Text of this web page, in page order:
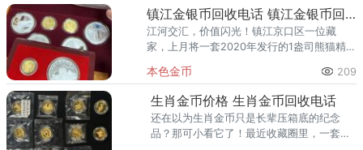
镇江金银币回收电话 镇江金银币回收最新价格
江河交汇，价值闪光！镇江京口区一位藏
家，上月将一套2020年发行的1盎司熊猫精制
客户早年收藏的“第一轮生肖本色金银币”全
套，经我们专业渠道评
本色金币 209
生肖金币价格 生肖金币回收电话
还在以为生肖金币只是长辈压箱底的纪念
品？那可小看它了！最近收藏圈里，一套品